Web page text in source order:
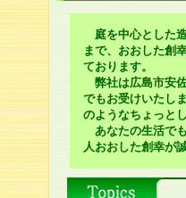
庭を中心とした
まで、おおした創
ております。
弊社は広島市安
でもお受けいたし
のようなちょっと
あなたの生活で
人おおした創幸が